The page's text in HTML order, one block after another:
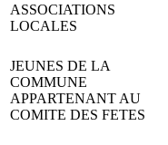
ASSOCIATIONS
LOCALES
JEUNES DE LA
COMMUNE
APPARTENANT AU
COMITE DES FETES